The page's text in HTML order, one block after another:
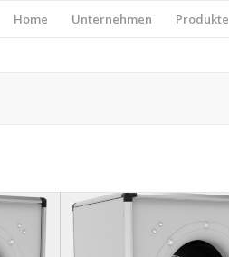
Home Unternehmen Produkte